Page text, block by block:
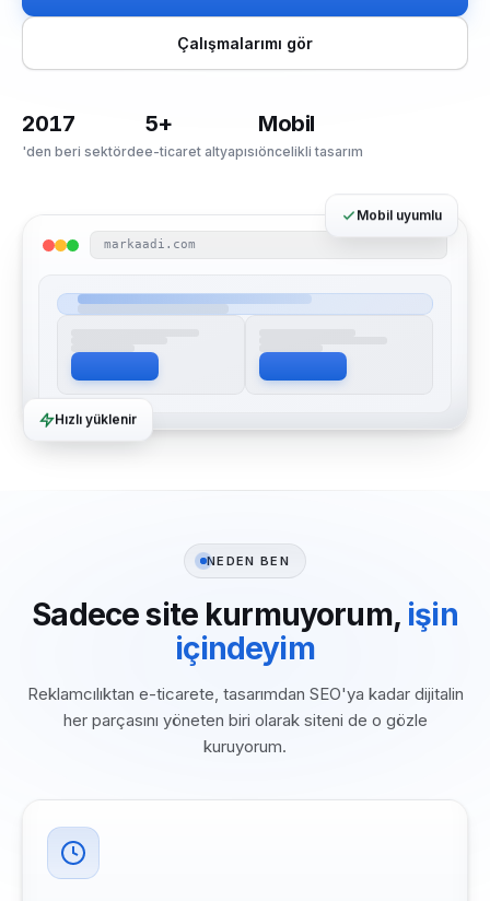
Çalışmalarımı gör
2017
'den beri sektörde
5+
e-ticaret altyapısı
Mobil
öncelikli tasarım
markaadi.com
Mobil uyumlu
Hızlı yüklenir
NEDEN BEN
Sadece site kurmuyorum, işin
içindeyim
Reklamcılıktan e-ticarete, tasarımdan SEO'ya kadar dijitalin
her parçasını yöneten biri olarak siteni de o gözle
kuruyorum.